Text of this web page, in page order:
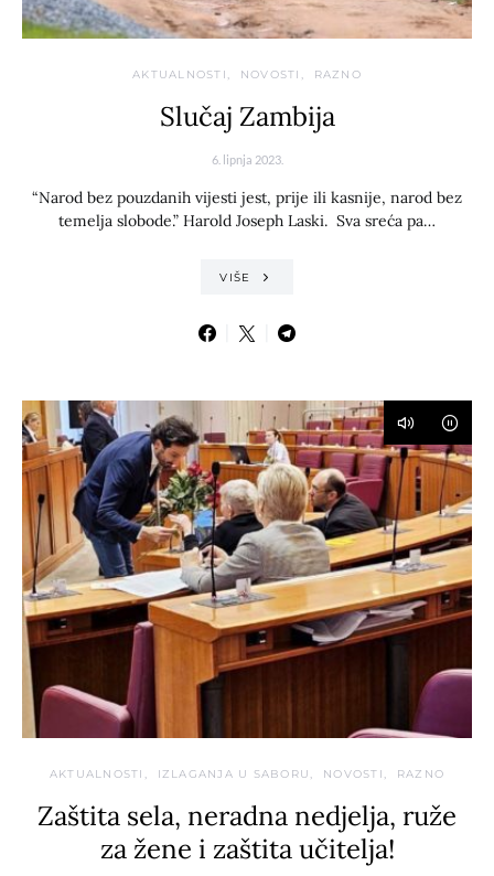
AKTUALNOSTI NOVOSTI RAZNO
Slučaj Zambija
6. lipnja 2023.
“Narod bez pouzdanih vijesti jest, prije ili kasnije, narod bez
temelja slobode.” Harold Joseph Laski. Sva sreća pa…
VIŠE
AKTUALNOSTI IZLAGANJA U SABORU NOVOSTI RAZNO
Zaštita sela, neradna nedjelja, ruže
za žene i zaštita učitelja!